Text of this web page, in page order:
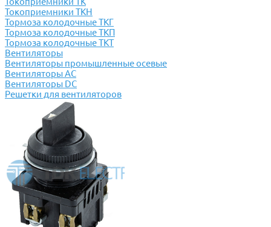
Токоприемники ТКН
Тормоза колодочные ТКГ
Тормоза колодочные ТКП
Тормоза колодочные ТКТ
Вентиляторы
Вентиляторы промышленные осевые
Вентиляторы АС
Вентиляторы DC
Решетки для вентиляторов